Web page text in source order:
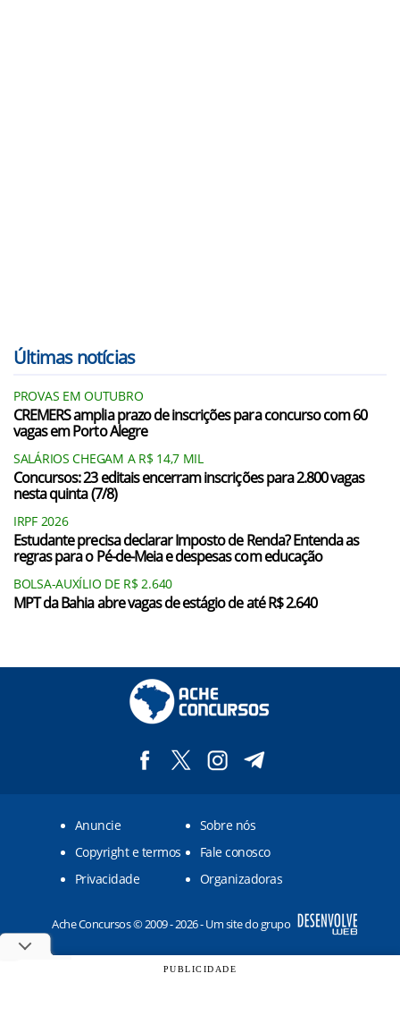
Últimas notícias
PROVAS EM OUTUBRO
CREMERS amplia prazo de inscrições para concurso com 60
vagas em Porto Alegre
SALÁRIOS CHEGAM A R$ 14,7 MIL
Concursos: 23 editais encerram inscrições para 2.800 vagas
nesta quinta (7/8)
IRPF 2026
Estudante precisa declarar Imposto de Renda? Entenda as
regras para o Pé-de-Meia e despesas com educação
BOLSA-AUXÍLIO DE R$ 2.640
MPT da Bahia abre vagas de estágio de até R$ 2.640
Anuncie
Sobre nós
Copyright e termos
Fale conosco
Privacidade
Organizadoras
Ache Concursos © 2009 - 2026 - Um site do grupo
PUBLICIDADE